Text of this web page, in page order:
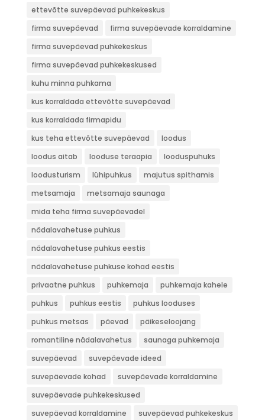
ettevõtte suvepäevad puhkekeskus
firma suvepäevad
firma suvepäevade korraldamine
firma suvepäevad puhkekeskus
firma suvepäevad puhkekeskused
kuhu minna puhkama
kus korraldada ettevõtte suvepäevad
kus korraldada firmapidu
kus teha ettevõtte suvepäevad
loodus
loodus aitab
looduse teraapia
looduspuhuks
loodusturism
lühipuhkus
majutus spithamis
metsamaja
metsamaja saunaga
mida teha firma suvepäevadel
nädalavahetuse puhkus
nädalavahetuse puhkus eestis
nädalavahetuse puhkuse kohad eestis
privaatne puhkus
puhkemaja
puhkemaja kahele
puhkus
puhkus eestis
puhkus looduses
puhkus metsas
päevad
päikeseloojang
romantiline nädalavahetus
saunaga puhkemaja
suvepäevad
suvepäevade ideed
suvepäevade kohad
suvepäevade korraldamine
suvepäevade puhkekeskused
suvepäevad korraldamine
suvepäevad puhkekeskus